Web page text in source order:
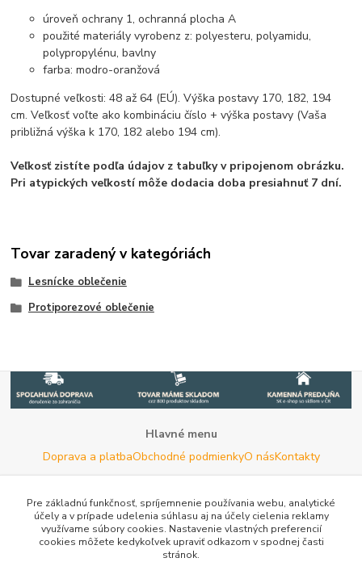
úroveň ochrany 1, ochranná plocha A
použité materiály vyrobenz z: polyesteru, polyamidu,
polypropylénu, bavlny
farba: modro-oranžová
Dostupné veľkosti: 48 až 64 (EÚ). Výška postavy 170, 182, 194
cm. Veľkosť voľte ako kombináciu číslo + výška postavy (Vaša
približná výška k 170, 182 alebo 194 cm).
Veľkosť zistíte podľa údajov z tabuľky v pripojenom obrázku.
Pri atypických veľkostí môže dodacia doba presiahnuť 7 dní.
Tovar zaradený v kategóriách
Lesnícke oblečenie
Protiporezové oblečenie
Hlavné menu
Doprava a platbaObchodné podmienkyO násKontakty
Potrebujete poradiť s výberom?
Neváhajte nás kontaktovať.
Tel:+420 722 744 267- Po - Pia (8 - 16 hod)
Email: info@woodman.sk- kedykoľvek
Pre základnú funkčnosť, spríjemnenie používania webu, analytické
účely a v prípade udelenia súhlasu aj na účely cielenia reklamy
využívame súbory cookies. Nastavenie vlastných preferencií
cookies môžete kedykoľvek upraviť odkazom v spodnej časti
stránok.